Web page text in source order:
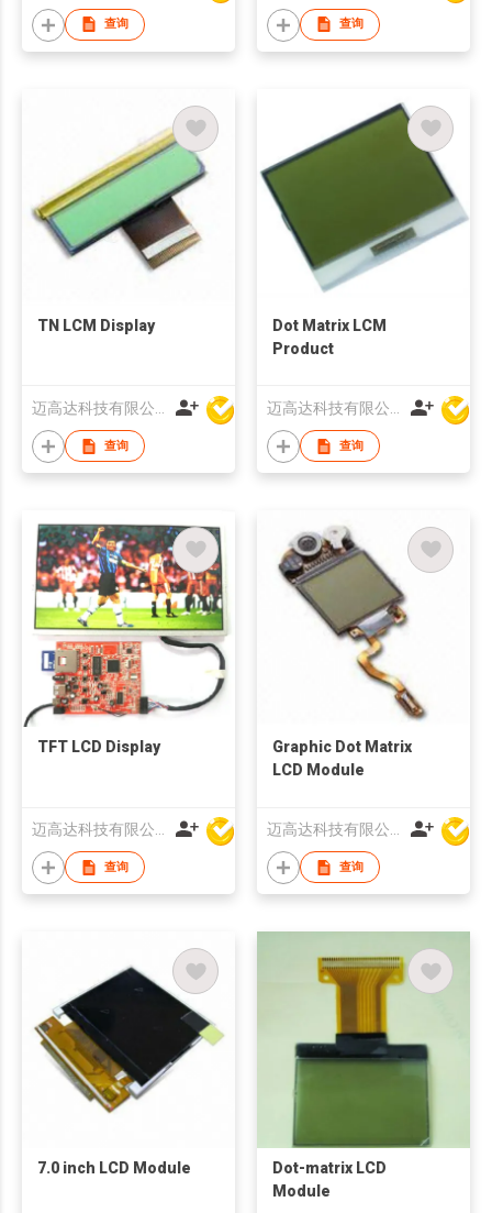
查询 查询
TN LCM Display
查询
Dot Matrix LCM
Product
查询
TFT LCD Display
迈高达科技有限公司
查询
Graphic Dot Matrix
LCD Module
迈高达科技有限公司
查询
7.0 inch LCD Module
Dot-matrix LCD
Module